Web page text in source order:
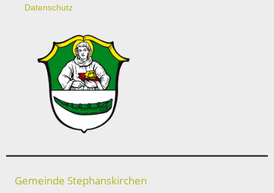
Datenschutz
Gemeinde Stephanskirchen